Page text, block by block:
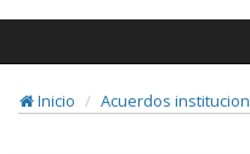
Inicio
Acuerdos